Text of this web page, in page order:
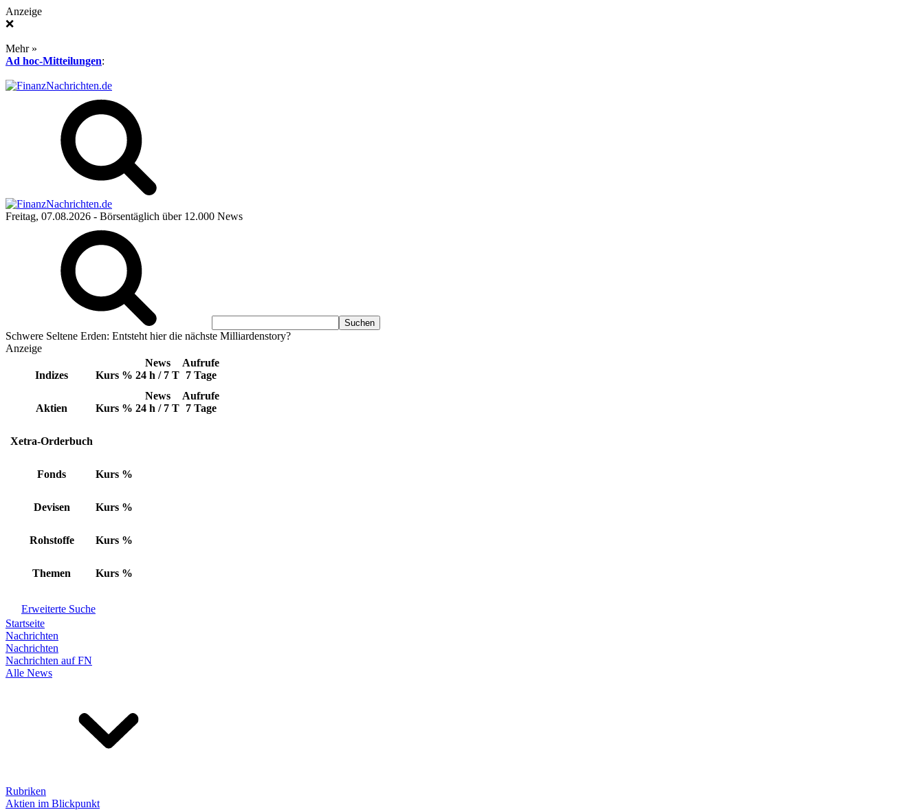
Anzeige
❌
Mehr »
Ad hoc-Mitteilungen:
Freitag, 07.08.2026 - Börsentäglich über 12.000 News
Schwere Seltene Erden: Entsteht hier die nächste Milliardenstory?
Anzeige
Indizes Kurs %
News
24 h / 7 T
Aufrufe
7 Tage
Aktien Kurs %
News
24 h / 7 T
Aufrufe
7 Tage
Xetra-Orderbuch
Fonds Kurs %
Devisen Kurs %
Rohstoffe Kurs %
Themen Kurs %
Erweiterte Suche
Startseite
Nachrichten
Nachrichten
Nachrichten auf FN
Alle News
Rubriken
Aktien im Blickpunkt